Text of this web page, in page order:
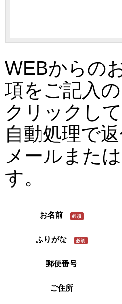
WEBからの
項をご記入
クリックし
自動処理で
メールまた
す。
お名前 必須
ふりがな 必須
郵便番号
ご住所